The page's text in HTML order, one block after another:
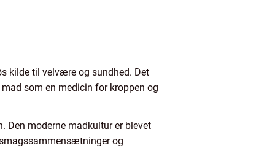
kilde til velvære og sundhed. Det
som en medicin for kroppen og
Den moderne madkultur er blevet
og